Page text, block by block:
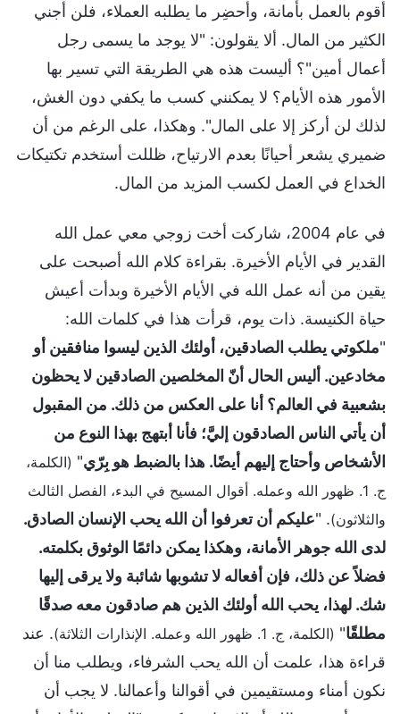
أقوم بالعمل بأمانة، وأحضِر ما يطلبه العملاء، فلن أجني
الكثير من المال. ألا يقولون: "لا يوجد ما يسمى رجل
أعمال أمين"؟ أليست هذه هي الطريقة التي تسير بها
الأمور هذه الأيام؟ لا يمكنني كسب ما يكفي دون الغش،
لذلك لن أركز إلا على المال". وهكذا، على الرغم من أن
ضميري يشعر أحيانًا بعدم الارتياح، ظللت أستخدم تكتيكات
الخداع في العمل لكسب المزيد من المال.
في عام 2004، شاركت أخت زوجي معي عمل الله
القدير في الأيام الأخيرة. بقراءة كلام الله أصبحت على
يقين من أنه عمل الله في الأيام الأخيرة وبدأت أعيش
حياة الكنيسة. ذات يوم، قرأت هذا في كلمات الله:
"ملكوتي يطلب الصادقين، أولئك الذين ليسوا منافقين أو
مخادعين. أليس الحال أنّ المخلصين الصادقين لا يحظون
بشعبية في العالم؟ أنا على العكس من ذلك. من المقبول
أن يأتي الناس الصادقون إليَّ؛ فأنا أبتهج بهذا النوع من
الأشخاص وأحتاج إليهم أيضًا. هذا بالضبط هو بِرّي" (الكلمة،
ج. 1. ظهور الله وعمله. أقوال المسيح في البدء، الفصل الثالث
والثلاثون). "عليكم أن تعرفوا أن الله يحب الإنسان الصادق.
لدى الله جوهر الأمانة، وهكذا يمكن دائمًا الوثوق بكلمته.
فضلاً عن ذلك، فإن أفعاله لا تشوبها شائبة ولا يرقى إليها
شك. لهذا، يحب الله أولئك الذين هم صادقون معه صدقًا
مطلقًا" (الكلمة، ج. 1. ظهور الله وعمله. الإنذارات الثلاثة)
. عند
قراءة هذا، علمت أن الله يحب الشرفاء، ويطلب منا أن
نكون أمناء ومستقيمين في أقوالنا وأعمالنا. لا يجب أن